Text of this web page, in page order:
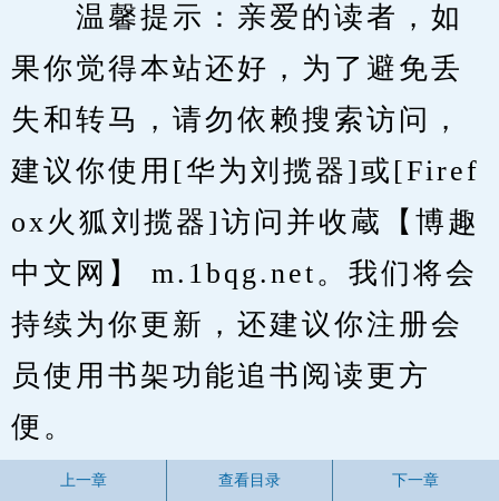
温馨提示：亲爱的读者，如
果你觉得本站还好，为了避免丢
失和转马，请勿依赖搜索访问，
建议你使用[华为刘揽器]或[Firef
ox火狐刘揽器]访问并收蔵【博趣
中文网】 m.1bqg.net。我们将会
持续为你更新，还建议你注册会
员使用书架功能追书阅读更方
便。
上一章 查看目录 下一章